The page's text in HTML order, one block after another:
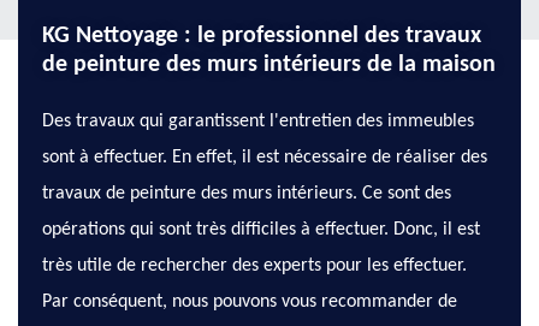
KG Nettoyage : le professionnel des travaux
de peinture des murs intérieurs de la maison
Des travaux qui garantissent l'entretien des immeubles
sont à effectuer. En effet, il est nécessaire de réaliser des
travaux de peinture des murs intérieurs. Ce sont des
opérations qui sont très difficiles à effectuer. Donc, il est
très utile de rechercher des experts pour les effectuer.
Par conséquent, nous pouvons vous recommander de